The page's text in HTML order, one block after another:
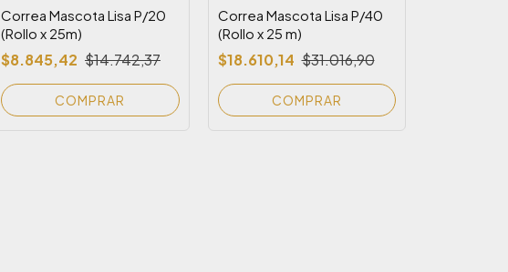
Correa Mascota Lisa P/20
(Rollo x 25m)
$8.845,42 $14.742,37
COMPRAR
Correa Mascota Lisa P/40
(Rollo x 25 m)
$18.610,14 $31.016,90
COMPRAR